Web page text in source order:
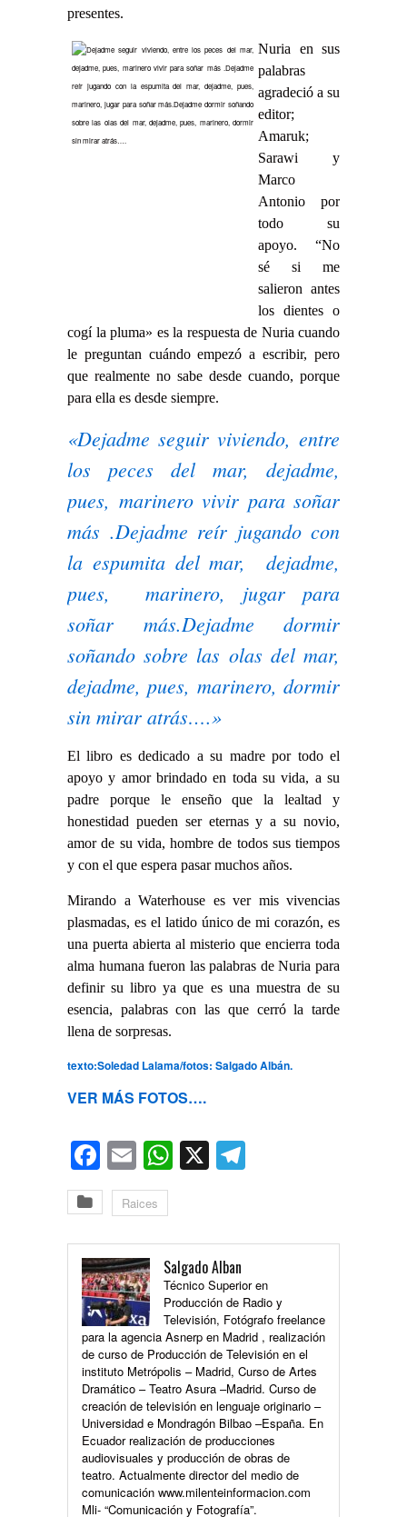
presentes.
Nuria en sus
palabras
agradeció a su
editor;
Amaruk;
Sarawi y
Marco
Antonio por
todo su
apoyo. “No
sé si me
salieron antes
los dientes o
cogí la pluma» es la respuesta de Nuria cuando
le preguntan cuándo empezó a escribir, pero
que realmente no sabe desde cuando, porque
para ella es desde siempre.
«Dejadme seguir viviendo, entre
los peces del mar, dejadme,
pues, marinero vivir para soñar
más .Dejadme reír jugando con
la espumita del mar, dejadme,
pues, marinero, jugar para
soñar más.Dejadme dormir
soñando sobre las olas del mar,
dejadme, pues, marinero, dormir
sin mirar atrás….»
El libro es dedicado a su madre por todo el
apoyo y amor brindado en toda su vida, a su
padre porque le enseño que la lealtad y
honestidad pueden ser eternas y a su novio,
amor de su vida, hombre de todos sus tiempos
y con el que espera pasar muchos años.
Mirando a Waterhouse es ver mis vivencias
plasmadas, es el latido único de mi corazón, es
una puerta abierta al misterio que encierra toda
alma humana fueron las palabras de Nuria para
definir su libro ya que es una muestra de su
esencia, palabras con las que cerró la tarde
llena de sorpresas.
texto:Soledad Lalama/fotos: Salgado Albán.
VER MÁS FOTOS….
Facebook
EmailWhatsApp
X
Raices
Salgado Alban
Técnico Superior en
Producción de Radio y
Televisión, Fotógrafo freelance
para la agencia Asnerp en Madrid , realización
de curso de Producción de Televisión en el
instituto Metrópolis – Madrid, Curso de Artes
Dramático – Teatro Asura –Madrid. Curso de
creación de televisión en lenguaje originario –
Universidad e Mondragón Bilbao –España. En
Ecuador realización de producciones
audiovisuales y producción de obras de
teatro. Actualmente director del medio de
comunicación www.milenteinformacion.com
Mli- “Comunicación y Fotografía”.